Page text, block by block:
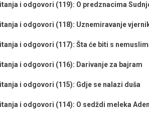
i odgovori (119): O predznacima
i odgovori (118): Uznemiravanje
i odgovori (117): Šta će biti s
i odgovori (116): Darivanje za bajram
i odgovori (115): Gdje se nalazi duša
i odgovori (114): O sedždi meleka